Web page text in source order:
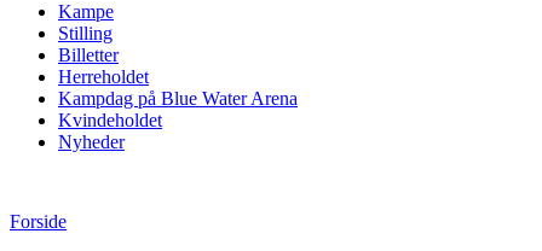
Kampe
Stilling
Billetter
Herreholdet
Kampdag på Blue Water Arena
Kvindeholdet
Nyheder
Forside